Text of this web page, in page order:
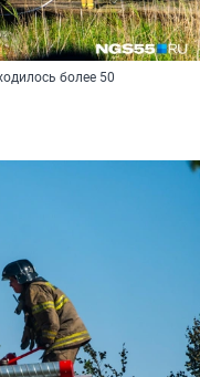
более 50